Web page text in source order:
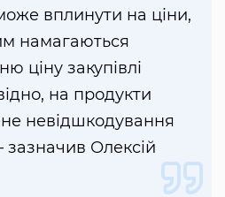
вплинути на ціни,
намагаються
ціну закупівлі
на продукти
невідшкодування
зазначив Олексій